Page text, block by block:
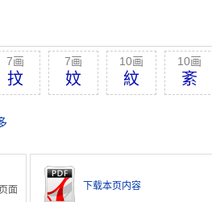
7画
抆
7画
妏
10画
紋
10画
紊
面
下载本页内容